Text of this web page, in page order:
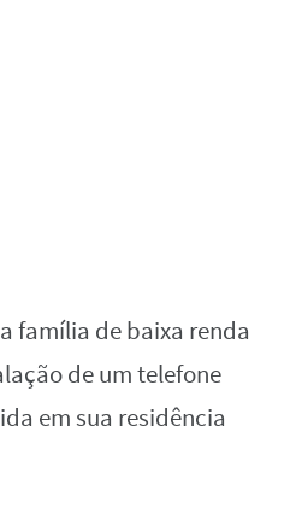
família de baixa renda
de um telefone
em sua residência